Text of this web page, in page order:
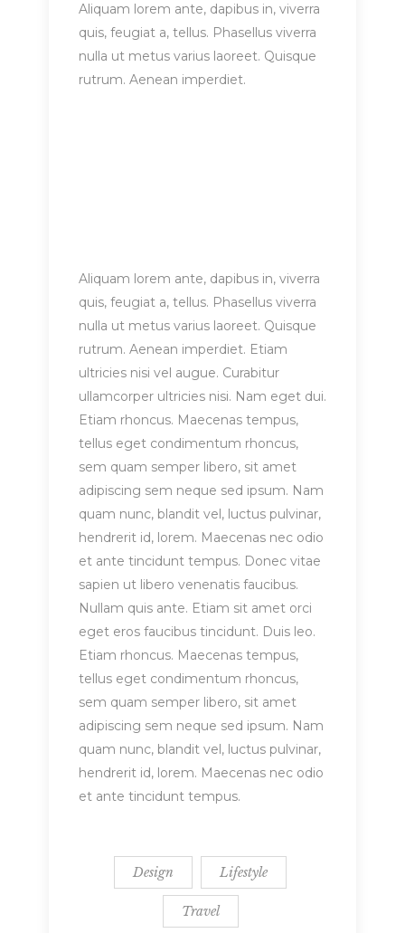
Aliquam lorem ante, dapibus in, viverra
quis, feugiat a, tellus. Phasellus viverra
nulla ut metus varius laoreet. Quisque
rutrum. Aenean imperdiet.
Aliquam lorem ante, dapibus in, viverra
quis, feugiat a, tellus. Phasellus viverra
nulla ut metus varius laoreet. Quisque
rutrum. Aenean imperdiet. Etiam
ultricies nisi vel augue. Curabitur
ullamcorper ultricies nisi. Nam eget dui.
Etiam rhoncus. Maecenas tempus,
tellus eget condimentum rhoncus,
sem quam semper libero, sit amet
adipiscing sem neque sed ipsum. Nam
quam nunc, blandit vel, luctus pulvinar,
hendrerit id, lorem. Maecenas nec odio
et ante tincidunt tempus. Donec vitae
sapien ut libero venenatis faucibus.
Nullam quis ante. Etiam sit amet orci
eget eros faucibus tincidunt. Duis leo.
Etiam rhoncus. Maecenas tempus,
tellus eget condimentum rhoncus,
sem quam semper libero, sit amet
adipiscing sem neque sed ipsum. Nam
quam nunc, blandit vel, luctus pulvinar,
hendrerit id, lorem. Maecenas nec odio
et ante tincidunt tempus.
Design Lifestyle
Travel